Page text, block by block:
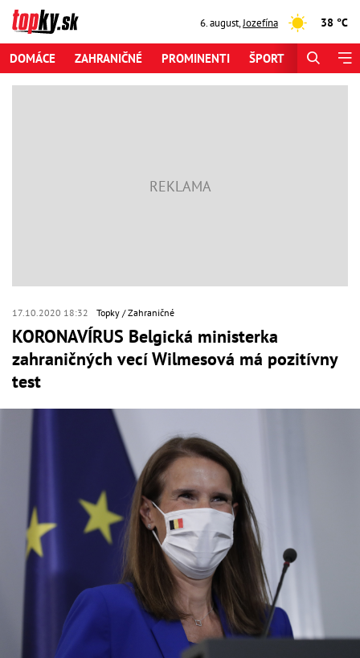
6. august,Jozefína 38 °C
DOMÁCE ZAHRANIČNÉ PROMINENTI ŠPORT
17.10.2020 18:32 Topky Zahraničné
KORONAVÍRUS Belgická ministerka
zahraničných vecí Wilmesová má pozitívny
test